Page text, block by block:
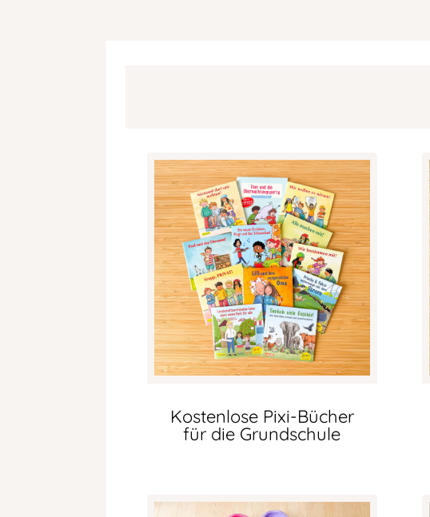
Kostenlose Pixi-Bücher
für die Grundschule